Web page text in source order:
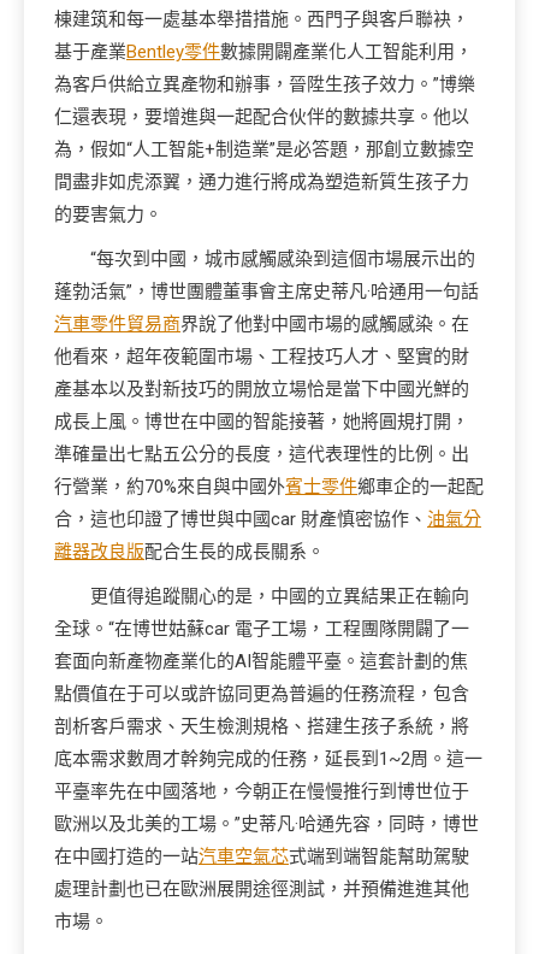
棟建筑和每一處基本舉措措施。西門子與客戶聯袂，
基于產業Bentley零件數據開闢產業化人工智能利用，
為客戶供給立異產物和辦事，晉陞生孩子效力。”博樂
仁還表現，要增進與一起配合伙伴的數據共享。他以
為，假如“人工智能+制造業”是必答題，那創立數據空
間盡非如虎添翼，通力進行將成為塑造新質生孩子力
的要害氣力。
“每次到中國，城市感觸感染到這個市場展示出的
蓬勃活氣”，博世團體董事會主席史蒂凡·哈通用一句話
汽車零件貿易商界說了他對中國市場的感觸感染。在
他看來，超年夜範圍市場、工程技巧人才、堅實的財
產基本以及對新技巧的開放立場恰是當下中國光鮮的
成長上風。博世在中國的智能接著，她將圓規打開，
準確量出七點五公分的長度，這代表理性的比例。出
行營業，約70%來自與中國外賓士零件鄉車企的一起配
合，這也印證了博世與中國car 財產慎密協作、 油氣分
離器改良版配合生長的成長關系。
更值得追蹤關心的是，中國的立異結果正在輸向
全球。“在博世姑蘇car 電子工場，工程團隊開闢了一
套面向新產物產業化的AI智能體平臺。這套計劃的焦
點價值在于可以或許協同更為普遍的任務流程，包含
剖析客戶需求、天生檢測規格、搭建生孩子系統，將
底本需求數周才幹夠完成的任務，延長到1~2周。這一
平臺率先在中國落地，今朝正在慢慢推行到博世位于
歐洲以及北美的工場。”史蒂凡·哈通先容，同時，博世
在中國打造的一站汽車空氣芯式端到端智能幫助駕駛
處理計劃也已在歐洲展開途徑測試，并預備進進其他
市場。